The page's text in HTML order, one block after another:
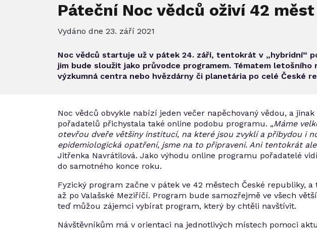
Páteční Noc vědců oživí 42
Vydáno dne 23. září 2021
Noc vědců startuje už v pátek 24. září, tentokrát v „hybridní“
jim bude sloužit jako průvodce programem. Tématem
výzkumná centra nebo hvězdárny či planetária po celé České
Noc vědců obvykle nabízí jeden večer napěchovaný vědou, a
pořadatelů přichystala také online podobu programu. „Máme
otevřou dveře většiny institucí, na které jsou zvyklí a přibydou i
epidemiologická opatření, jsme na to připraveni. Ani tentokrát
Jitřenka Navrátilová. Jako výhodu online programu pořadatelé
do samotného konce roku.
Fyzický program začne v pátek ve 42 městech České republiky,
až po Valašské Meziříčí. Program bude samozřejmě ve všech
teď můžou zájemci vybírat program, který by chtěli navštívit.
Návštěvníkům má v orientaci na jednotlivých místech pomoci